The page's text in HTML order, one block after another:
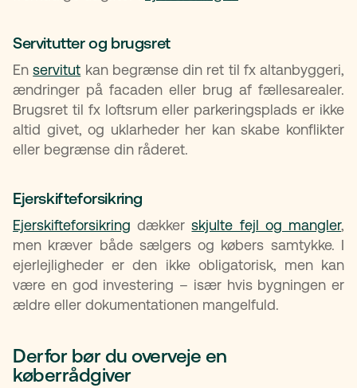
Servitutter og brugsret
Enservitut kan begrænse din ret til fx altanbyggeri,
ændringer på facaden eller brug af fællesarealer.
Brugsret til fx loftsrum eller parkeringsplads er ikke
altid givet, og uklarheder her kan skabe konflikter
eller begrænse din råderet.
Ejerskifteforsikring
Ejerskifteforsikring dækkerskjulte fejl og mangler,
men kræver både sælgers og købers samtykke. I
ejerlejligheder er den ikke obligatorisk, men kan
være en god investering – især hvis bygningen er
ældre eller dokumentationen mangelfuld.
Derfor bør du overveje en
køberrådgiver